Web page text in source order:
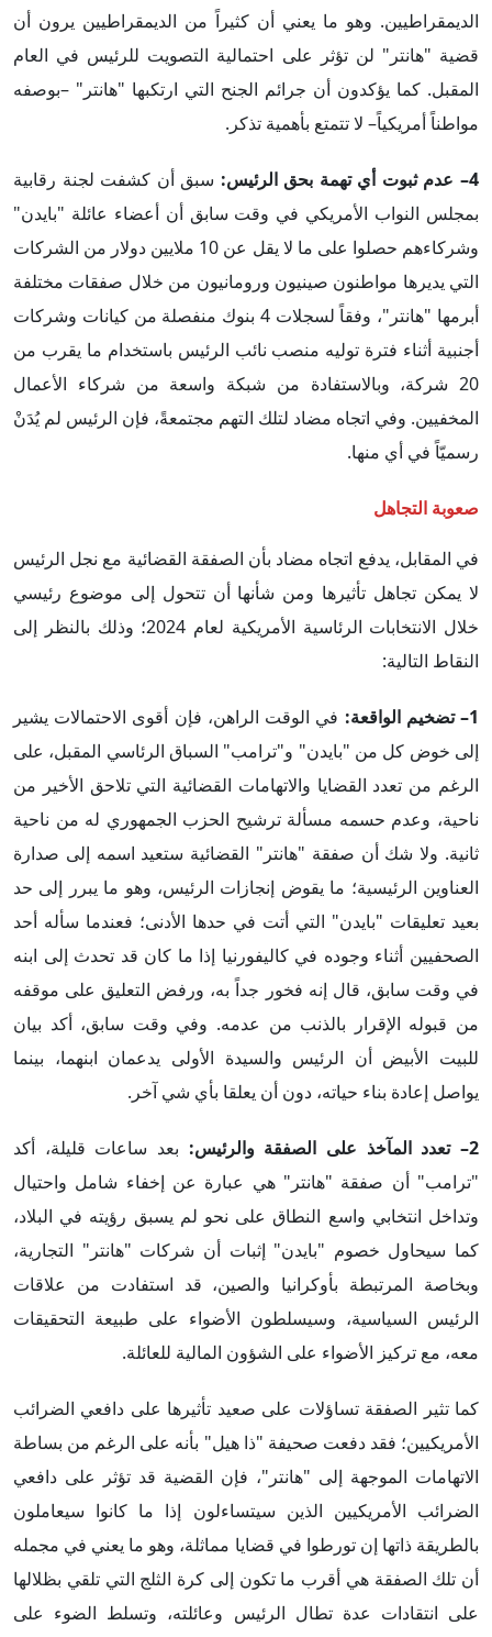
الديمقراطيين. وهو ما يعني أن كثيراً من الديمقراطيين يرون أن
قضية "هانتر" لن تؤثر على احتمالية التصويت للرئيس في العام
المقبل. كما يؤكدون أن جرائم الجنح التي ارتكبها "هانتر" –بوصفه
مواطناً أمريكياً– لا تتمتع بأهمية تذكر.
4– عدم ثبوت أي تهمة بحق الرئيس:
سبق أن كشفت لجنة رقابية
بمجلس النواب الأمريكي في وقت سابق أن أعضاء عائلة "بايدن"
وشركاءهم حصلوا على ما لا يقل عن 10 ملايين دولار من الشركات
التي يديرها مواطنون صينيون ورومانيون من خلال صفقات مختلفة
أبرمها "هانتر"، وفقاً لسجلات 4 بنوك منفصلة من كيانات وشركات
أجنبية أثناء فترة توليه منصب نائب الرئيس باستخدام ما يقرب من
20 شركة، وبالاستفادة من شبكة واسعة من شركاء الأعمال
المخفيين. وفي اتجاه مضاد لتلك التهم مجتمعةً، فإن الرئيس لم يُدَنْ
رسميّاً في أي منها.
صعوبة التجاهل
في المقابل، يدفع اتجاه مضاد بأن الصفقة القضائية مع نجل الرئيس
لا يمكن تجاهل تأثيرها ومن شأنها أن تتحول إلى موضوع رئيسي
خلال الانتخابات الرئاسية الأمريكية لعام 2024؛ وذلك بالنظر إلى
النقاط التالية:
1– تضخيم الواقعة:
في الوقت الراهن، فإن أقوى الاحتمالات يشير
إلى خوض كل من "بايدن" و"ترامب" السباق الرئاسي المقبل، على
الرغم من تعدد القضايا والاتهامات القضائية التي تلاحق الأخير من
ناحية، وعدم حسمه مسألة ترشيح الحزب الجمهوري له من ناحية
ثانية. ولا شك أن صفقة "هانتر" القضائية ستعيد اسمه إلى صدارة
العناوين الرئيسية؛ ما يقوض إنجازات الرئيس، وهو ما يبرر إلى حد
بعيد تعليقات "بايدن" التي أتت في حدها الأدنى؛ فعندما سأله أحد
الصحفيين أثناء وجوده في كاليفورنيا إذا ما كان قد تحدث إلى ابنه
في وقت سابق، قال إنه فخور جداً به، ورفض التعليق على موقفه
من قبوله الإقرار بالذنب من عدمه. وفي وقت سابق، أكد بيان
للبيت الأبيض أن الرئيس والسيدة الأولى يدعمان ابنهما، بينما
يواصل إعادة بناء حياته، دون أن يعلقا بأي شي آخر.
2– تعدد المآخذ على الصفقة والرئيس:
بعد ساعات قليلة، أكد
"ترامب" أن صفقة "هانتر" هي عبارة عن إخفاء شامل واحتيال
وتداخل انتخابي واسع النطاق على نحو لم يسبق رؤيته في البلاد،
كما سيحاول خصوم "بايدن" إثبات أن شركات "هانتر" التجارية،
وبخاصة المرتبطة بأوكرانيا والصين، قد استفادت من علاقات
الرئيس السياسية، وسيسلطون الأضواء على طبيعة التحقيقات
معه، مع تركيز الأضواء على الشؤون المالية للعائلة.
كما تثير الصفقة تساؤلات على صعيد تأثيرها على دافعي الضرائب
الأمريكيين؛ فقد دفعت صحيفة "ذا هيل" بأنه على الرغم من بساطة
الاتهامات الموجهة إلى "هانتر"، فإن القضية قد تؤثر على دافعي
الضرائب الأمريكيين الذين سيتساءلون إذا ما كانوا سيعاملون
بالطريقة ذاتها إن تورطوا في قضايا مماثلة، وهو ما يعني في مجمله
أن تلك الصفقة هي أقرب ما تكون إلى كرة الثلج التي تلقي بظلالها
على انتقادات عدة تطال الرئيس وعائلته، وتسلط الضوء على